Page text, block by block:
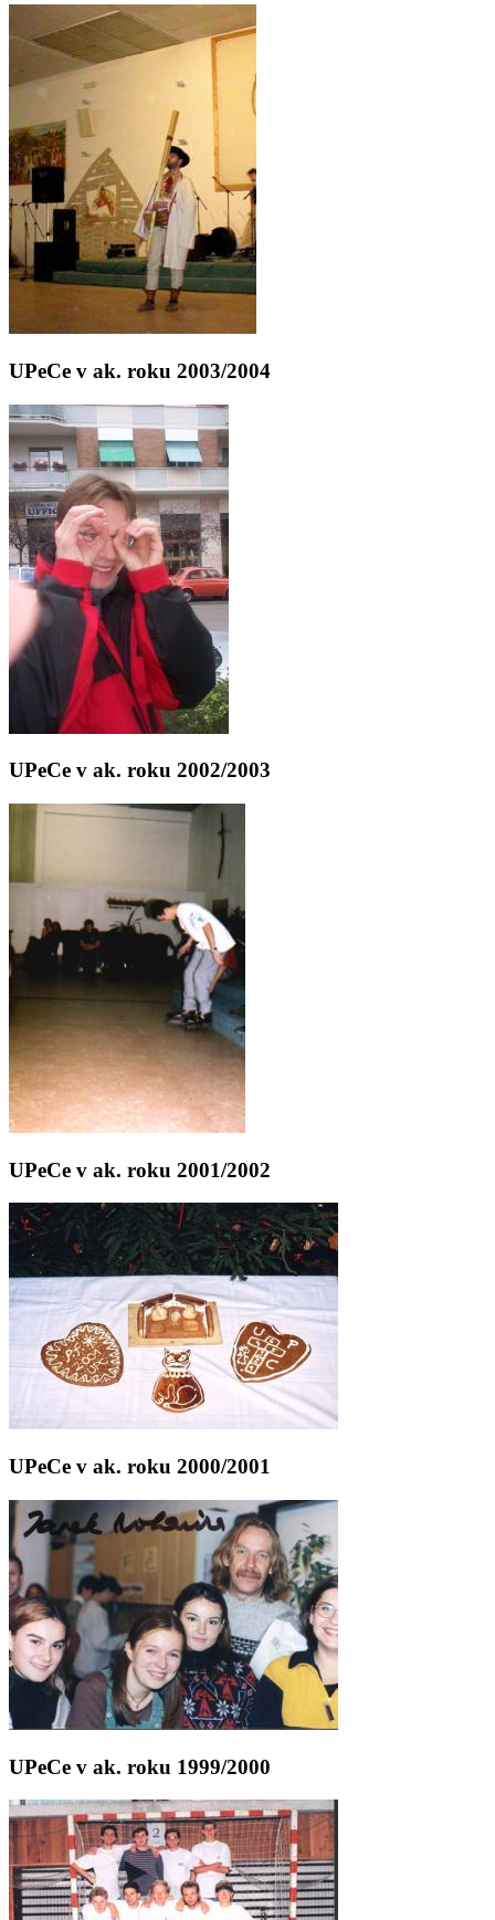
UPeCe v ak. roku 2003/2004
UPeCe v ak. roku 2002/2003
UPeCe v ak. roku 2001/2002
UPeCe v ak. roku 2000/2001
UPeCe v ak. roku 1999/2000